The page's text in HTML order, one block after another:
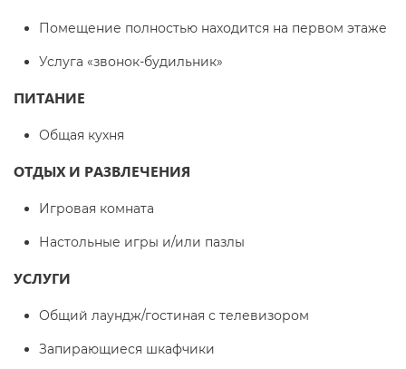
Помещение полностью находится на первом этаже
Услуга «звонок-будильник»
ПИТАНИЕ
Общая кухня
ОТДЫХ И РАЗВЛЕЧЕНИЯ
Игровая комната
Настольные игры и/или пазлы
УСЛУГИ
Общий лаундж/гостиная с телевизором
Запирающиеся шкафчики